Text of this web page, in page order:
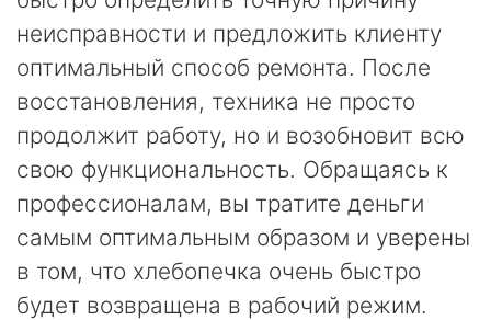
неисправности и предложить клиенту
оптимальный способ ремонта. После
восстановления, техника не просто
продолжит работу, но и возобновит всю
свою функциональность. Обращаясь к
профессионалам, вы тратите деньги
самым оптимальным образом и уверены
в том, что хлебопечка очень быстро
будет возвращена в рабочий режим.